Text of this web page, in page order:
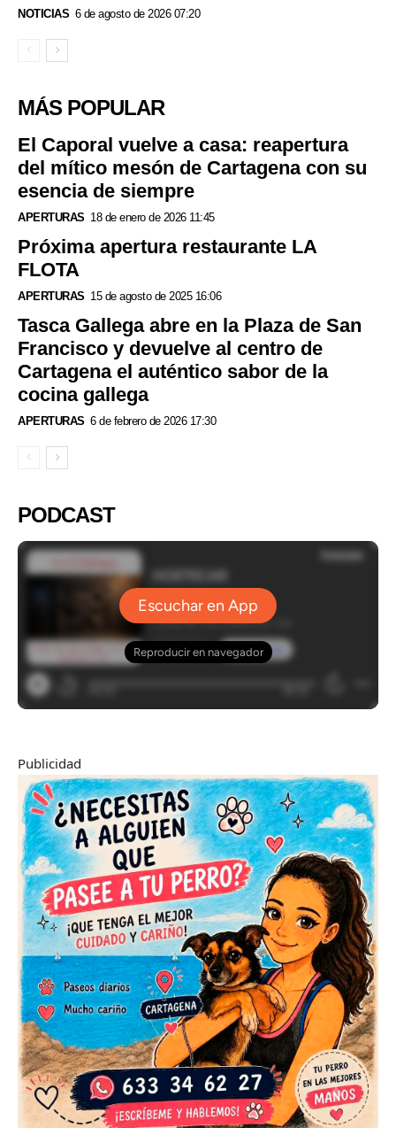
NOTICIAS 6 de agosto de 2026 07:20
MÁS POPULAR
El Caporal vuelve a casa: reapertura
del mítico mesón de Cartagena con su
esencia de siempre
APERTURAS 18 de enero de 2026 11:45
Próxima apertura restaurante LA
FLOTA
APERTURAS 15 de agosto de 2025 16:06
Tasca Gallega abre en la Plaza de San
Francisco y devuelve al centro de
Cartagena el auténtico sabor de la
cocina gallega
APERTURAS 6 de febrero de 2026 17:30
PODCAST
Publicidad